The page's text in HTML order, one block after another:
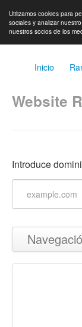
Utilizamos cookies para
sociales y analizar
nuestros socios de los
Inicio
Website
Introduce
Volver